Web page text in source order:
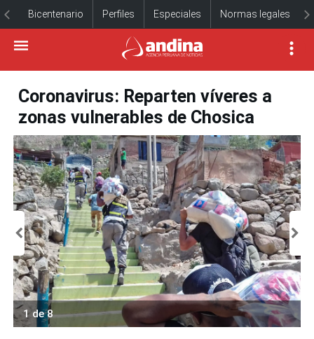
Bicentenario Perfiles Especiales Normas legales
Coronavirus: Reparten víveres a
zonas vulnerables de Chosica
1 de 8